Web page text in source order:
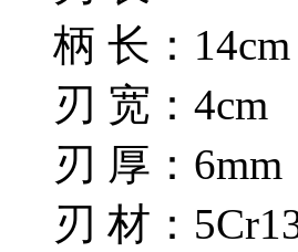
柄 长：14cm
刃 宽：4cm
刃 厚：6mm
刃 材：